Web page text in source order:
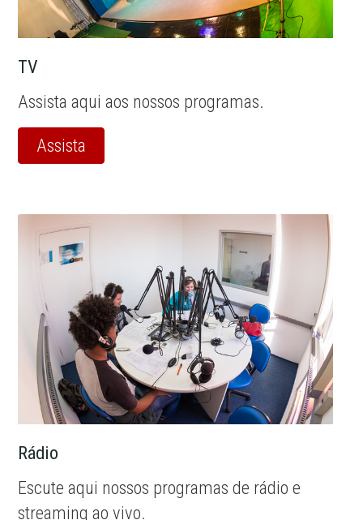
TV
Assista aqui aos nossos programas.
Assista
Rádio
Escute aqui nossos programas de rádio e
streaming ao vivo.